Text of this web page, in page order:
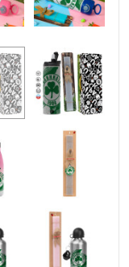
καθαρισμό,
σε ζεστό
την
πιάτων,
Μην
καπάκι που
από διαρροές
θέση, καθώς και